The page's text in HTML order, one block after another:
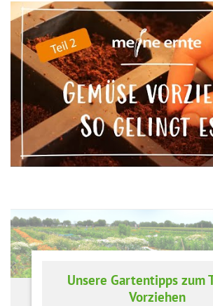
Unsere Gartentipps zum
Vorziehen